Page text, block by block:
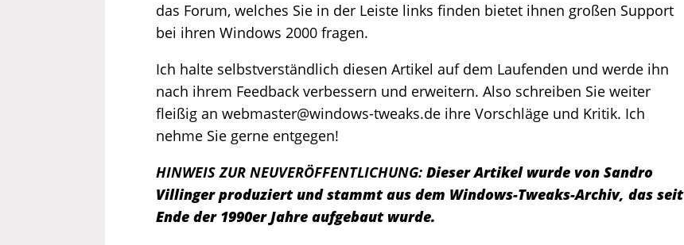
das Forum, welches Sie in der Leiste links finden bietet ihnen großen Support
bei ihren Windows 2000 fragen.
Ich halte selbstverständlich diesen Artikel auf dem Laufenden und werde ihn
nach ihrem Feedback verbessern und erweitern. Also schreiben Sie weiter
fleißig an webmaster@windows-tweaks.de ihre Vorschläge und Kritik. Ich
nehme Sie gerne entgegen!
HINWEIS ZUR NEUVERÖFFENTLICHUNG: Dieser Artikel wurde von Sandro
Villinger produziert und stammt aus dem Windows-Tweaks-Archiv, das seit
Ende der 1990er Jahre aufgebaut wurde.